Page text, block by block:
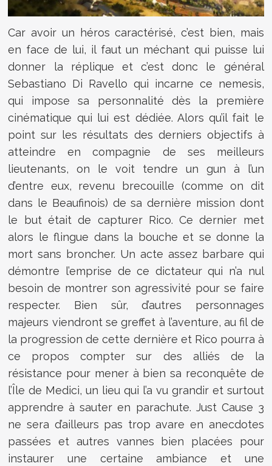
Car avoir un héros caractérisé, c’est bien, mais
en face de lui, il faut un méchant qui puisse lui
donner la réplique et c’est donc le général
Sebastiano Di Ravello qui incarne ce nemesis,
qui impose sa personnalité dès la première
cinématique qui lui est dédiée. Alors qu’il fait le
point sur les résultats des derniers objectifs à
atteindre en compagnie de ses meilleurs
lieutenants, on le voit tendre un gun à l’un
d’entre eux, revenu brecouille (comme on dit
dans le Beaufinois) de sa dernière mission dont
le but était de capturer Rico. Ce dernier met
alors le flingue dans la bouche et se donne la
mort sans broncher. Un acte assez barbare qui
démontre l’emprise de ce dictateur qui n’a nul
besoin de montrer son agressivité pour se faire
respecter. Bien sûr, d’autres personnages
majeurs viendront se greffet à l’aventure, au fil de
la progression de cette dernière et Rico pourra à
ce propos compter sur des alliés de la
résistance pour mener à bien sa reconquête de
l’Île de Medici, un lieu qui l’a vu grandir et surtout
apprendre à sauter en parachute. Just Cause 3
ne sera d’ailleurs pas trop avare en anecdotes
passées et autres vannes bien placées pour
instaurer une certaine ambiance et une